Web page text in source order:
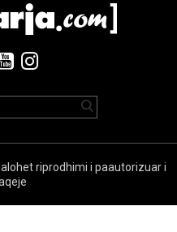
riprodhimi i paautorizuar i